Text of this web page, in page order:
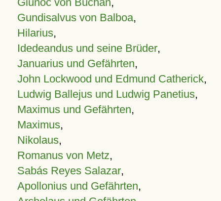
Gundisalvus von Balboa,
Hilarius,
Idedeandus und seine Brüder,
Januarius und Gefährten,
John Lockwood und Edmund Catherick,
Ludwig Ballejus und Ludwig Panetius,
Maximus und Gefährten,
Maximus,
Nikolaus,
Romanus von Metz,
Sabás Reyes Salazar,
Apollonius und Gefährten,